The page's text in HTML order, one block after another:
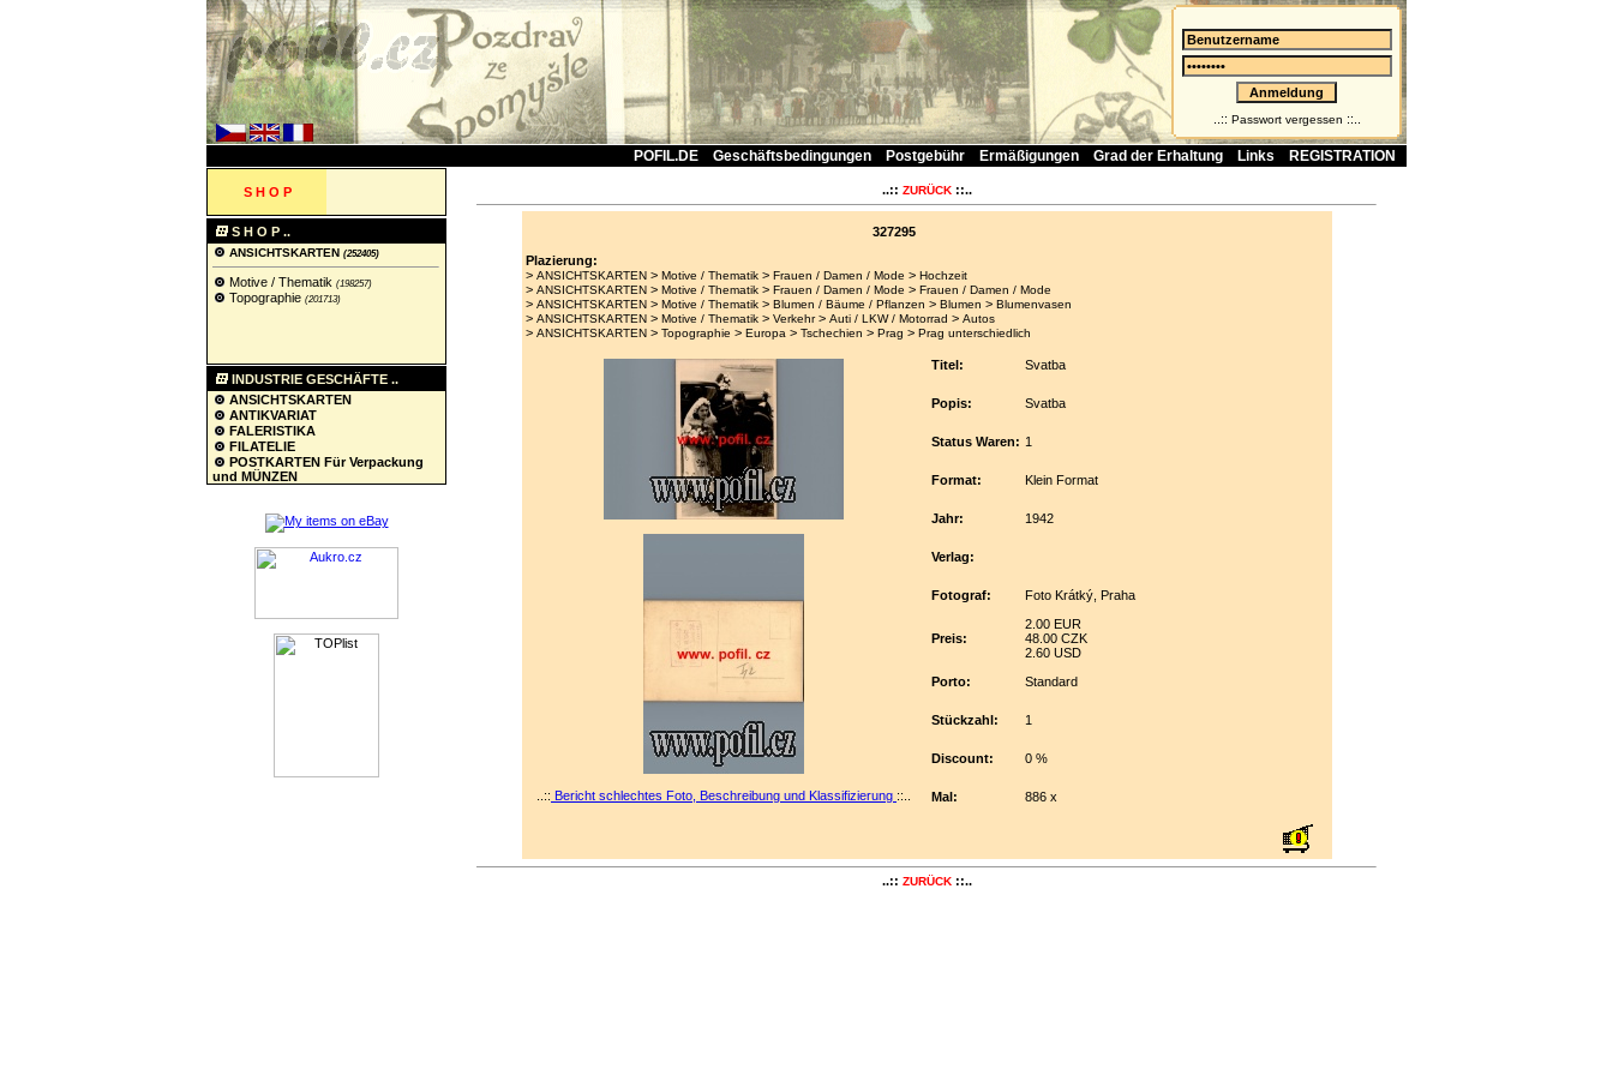
..:: Passwort vergessen ::..
POFIL.DE Geschäftsbedingungen Postgebühr Ermäßigungen Grad der Erhaltung Links REGISTRATION
S H O P
S H O P ..
ANSICHTSKARTEN (252405)
Motive / Thematik (198257)
Topographie (201713)
INDUSTRIE GESCHÄFTE ..
ANSICHTSKARTEN
ANTIKVARIAT
FALERISTIKA
FILATELIE
POSTKARTEN Für Verpackung
und MÜNZEN
..:: ZURÜCK::..
327295
Plazierung:
> ANSICHTSKARTEN> Motive / Thematik> Frauen / Damen / Mode > Hochzeit
> ANSICHTSKARTEN> Motive / Thematik> Frauen / Damen / Mode > Frauen / Damen / Mode
> ANSICHTSKARTEN> Motive / Thematik> Blumen / Bäume / Pflanzen > Blumen > Blumenvasen
> ANSICHTSKARTEN> Motive / Thematik> Verkehr> Auti / LKW / Motorrad > Autos
> ANSICHTSKARTEN> Topographie > Europa > Tschechien > Prag > Prag unterschiedlich
..:: Bericht schlechtes Foto, Beschreibung und Klassifizierung ::..
Titel: Svatba
Popis: Svatba
Status Waren: 1
Format: Klein Format
Jahr: 1942
Verlag:
Fotograf: Foto Krátký, Praha
Preis:
2.00 EUR
48.00 CZK
2.60 USD
Porto:
Standard
Stückzahl: 1
Discount: 0 %
Mal: 886 x
..:: ZURÜCK::..